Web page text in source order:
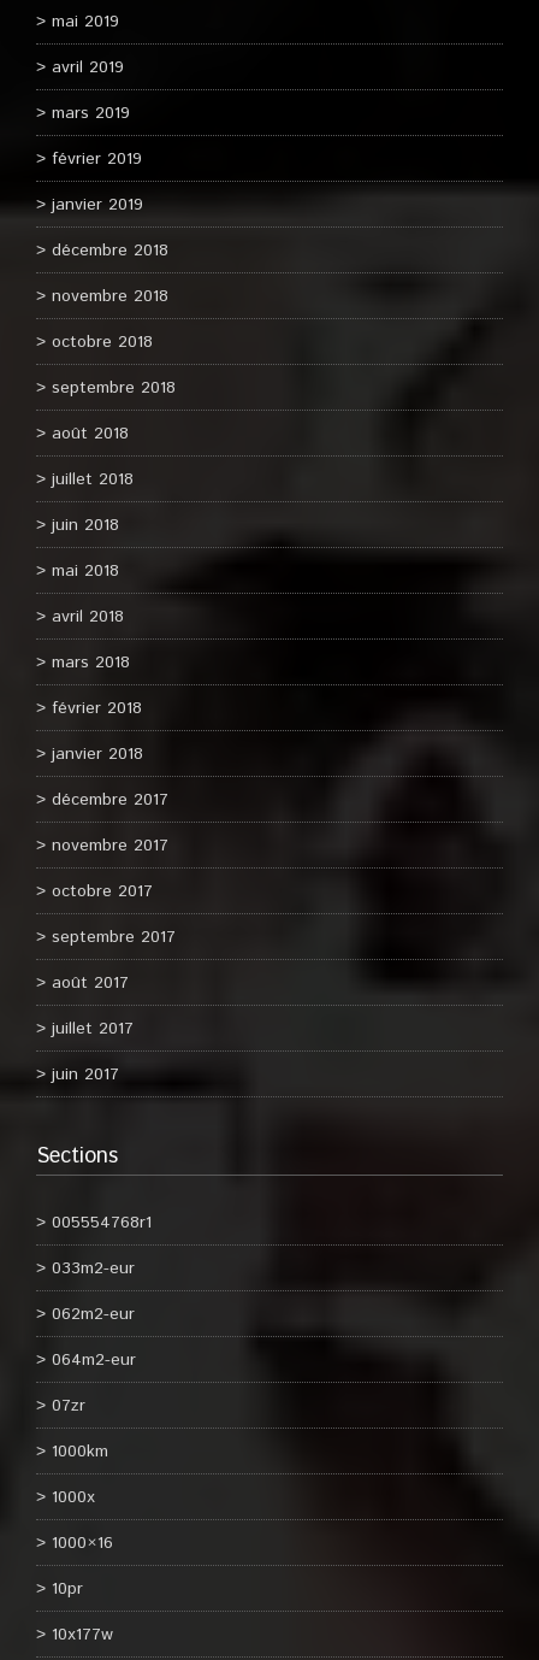
mai 2019
avril 2019
mars 2019
février 2019
janvier 2019
décembre 2018
novembre 2018
octobre 2018
septembre 2018
août 2018
juillet 2018
juin 2018
mai 2018
avril 2018
mars 2018
février 2018
janvier 2018
décembre 2017
novembre 2017
octobre 2017
septembre 2017
août 2017
juillet 2017
juin 2017
Sections
005554768r1
033m2-eur
062m2-eur
064m2-eur
07zr
1000km
1000x
1000×16
10pr
10x177w